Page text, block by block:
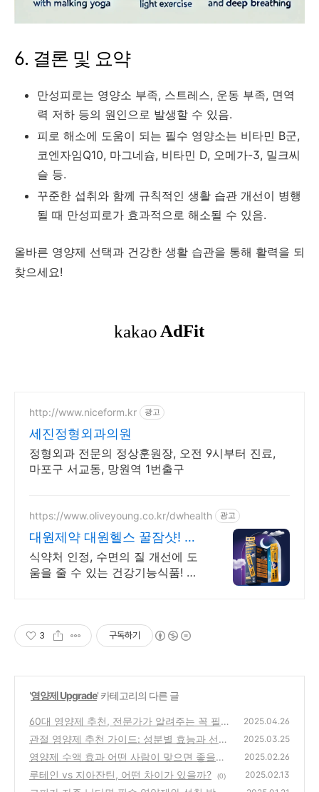
6. 결론 및 요약
만성피로는 영양소 부족, 스트레스, 운동 부족, 면역
력 저하 등의 원인으로 발생할 수 있음.
피로 해소에 도움이 되는 필수 영양소는 비타민 B군,
코엔자임Q10, 마그네슘, 비타민 D, 오메가-3, 밀크씨
슬 등.
꾸준한 섭취와 함께 규칙적인 생활 습관 개선이 병행
될 때 만성피로가 효과적으로 해소될 수 있음.
올바른 영양제 선택과 건강한 생활 습관을 통해 활력을 되
찾으세요!
http://www.niceform.kr 광고
세진정형외과의원
정형외과 전문의 정상훈원장, 오전 9시부터 진료,
마포구 서교동, 망원역 1번출구
https://www.oliveyoung.co.kr/dwhealth 광고
대원제약 대원헬스 꿀잠샷! 수
면의 질 개선에 도움
식약처 인정, 수면의 질 개선에 도
움을 줄 수 있는 건강기능식품! 지
3 구독하기
'영양제 Upgrade' 카테고리의 다른 글
60대 영양제 추천, 전문가가 알려주는 꼭 필요
한 리스트!
(0)
2025.04.26
관절 영양제 추천 가이드: 성분별 효능과 선택
기준! 이건 필수 체크!
(2)
2025.03.25
영양제 수액 효과 어떤 사람이 맞으면 좋을까?
(1)
2025.02.26
루테인 vs 지아잔틴, 어떤 차이가 있을까? (0) 2025.02.13